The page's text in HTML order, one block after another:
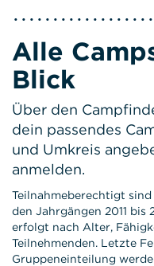
Alle
Blick
Über den
dein passendes
und Umkreis
anmelden.
Teilnahmeberechtigt
den Jahrgängen 2011
erfolgt nach Alter,
Teilnehmenden. Letzte
Gruppeneinteilung